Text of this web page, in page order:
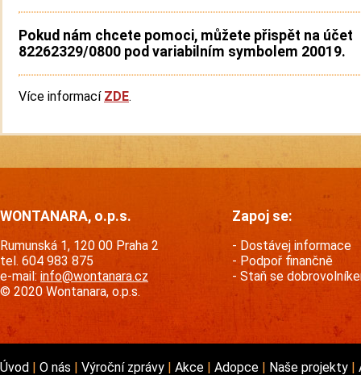
Pokud nám chcete pomoci, můžete přispět na účet
82262329/0800 pod variabilním symbolem 20019.
Více informací ZDE.
WONTANARA, o.p.s.
Rumunská 1, 120 00 Praha 2
tel. 604 983 875
e-mail: info@wontanara.cz
© 2020 Wontanara, o.p.s.
Zapoj se:
Dostávej informace
Podpoř finančně
Staň se
Úvod O nás Výroční zprávy Akce Adopce Naše projekty